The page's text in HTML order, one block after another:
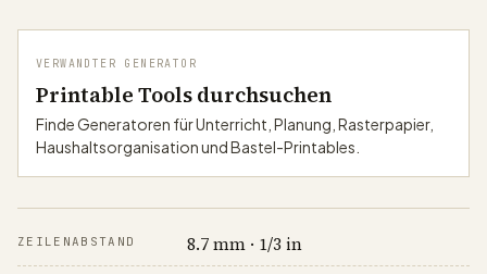
VERWANDTER GENERATOR
Printable Tools durchsuchen
Finde Generatoren für Unterricht, Planung, Rasterpapier,
Haushaltsorganisation und Bastel-Printables.
ZEILENABSTAND 8.7 mm · 1/3 in